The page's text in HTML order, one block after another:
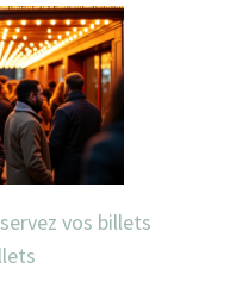
vos billets